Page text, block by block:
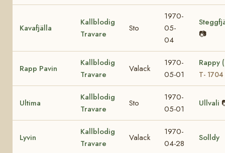
Kavafjälla
Kallblodig
Travare
Sto
1970-
05-
04
📷
Rapp Pavin
Kallblodig
Travare
Valack
1970-
05-01
Rappy
T- 1704
Ultima
Kallblodig
Travare
Sto
1970-
05-01
Ullvali
Lyvin
Kallblodig
Travare
Valack
1970-
04-28
Solldy